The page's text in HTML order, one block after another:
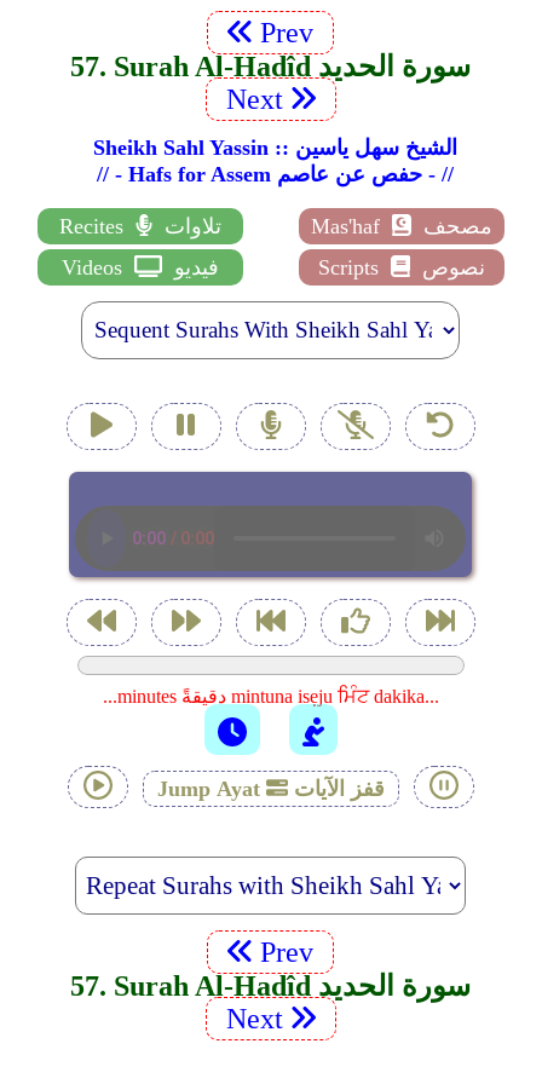
Prev
57. Surah Al-Hadîd سورة الحديد
Next
Sheikh Sahl Yassin :: الشيخ سهل ياسين
// - Hafs for Assem حفص عن عاصم - //
Recites تلاوات Mas'haf
مصحف
Videos
فيديو Scripts نصوص
...minutes دقيقةً mintuna isẹju ਮਿੰਟ dakika...
Jump Ayat قفز الآيات
Prev
57. Surah Al-Hadîd سورة الحديد
Next